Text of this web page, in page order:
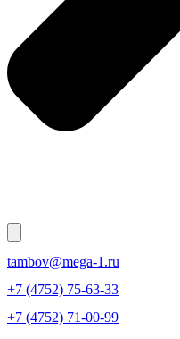
tambov@mega-1.ru
+7 (4752) 75-63-33
+7 (4752) 71-00-99